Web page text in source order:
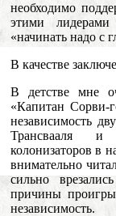
необходимо
этими лидерами
«начинать надо с
В качестве
В детстве мне
«Капитан Сорви-
независимость
Трансвааля и
колонизаторов в
внимательно
сильно
причины
независимость.